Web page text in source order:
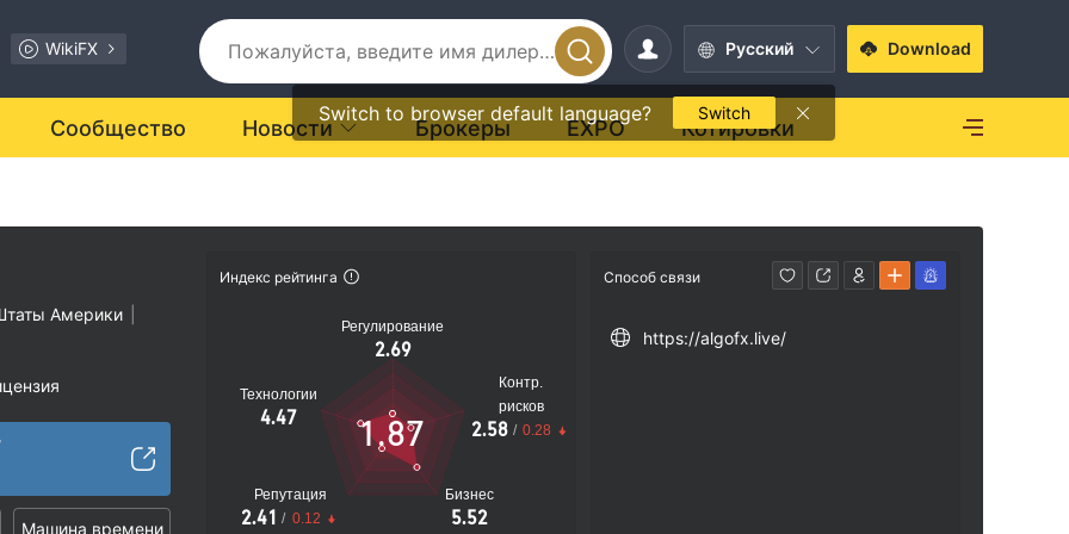
WikiFX Pусский
Switch to browser default language? Switch
Download
Сообщество Новости Брокеры EXPO Котировки
Америки
риски
Машина времени
Индекс рейтинга
Регулирование
2.69
Технологии
4.47
Репутация
2.41 / 0.12
Бизнес
5.52
Контр.
рисков
2.58 / 0.28
1.87
Способ связи
https://algofx.live/